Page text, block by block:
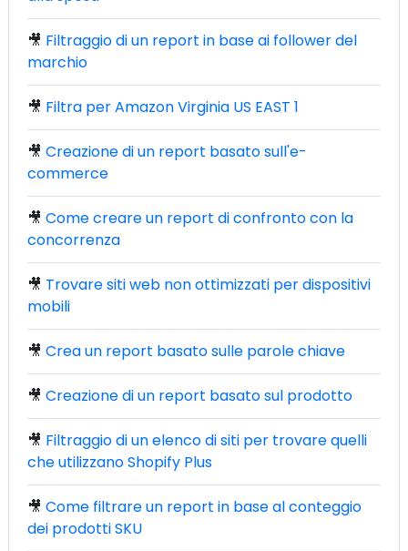
🎥 Filtraggio di un report in base ai follower del
marchio
🎥 Filtra per Amazon Virginia US EAST 1
🎥 Creazione di un report basato sull'e-
commerce
🎥 Come creare un report di confronto con la
concorrenza
🎥 Trovare siti web non ottimizzati per dispositivi
mobili
🎥 Crea un report basato sulle parole chiave
🎥 Creazione di un report basato sul prodotto
🎥 Filtraggio di un elenco di siti per trovare quelli
che utilizzano Shopify Plus
🎥 Come filtrare un report in base al conteggio
dei prodotti SKU